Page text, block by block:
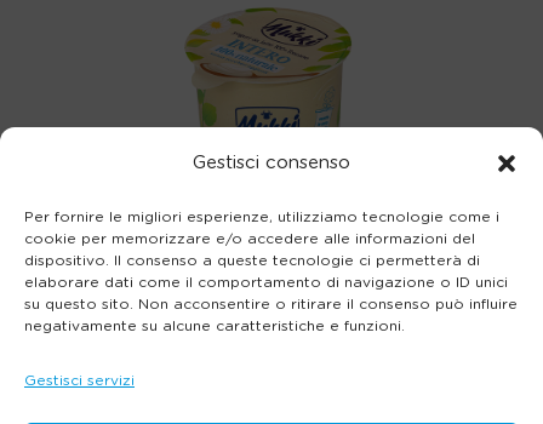
Gestisci consenso
Per fornire le migliori esperienze, utilizziamo tecnologie come i
cookie per memorizzare e/o accedere alle informazioni del
dispositivo. Il consenso a queste tecnologie ci permetterà di
elaborare dati come il comportamento di navigazione o ID unici
su questo sito. Non acconsentire o ritirare il consenso può influire
negativamente su alcune caratteristiche e funzioni.
Gestisci servizi